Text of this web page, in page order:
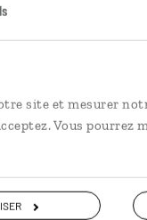
site et mesurer
Vous pourrez